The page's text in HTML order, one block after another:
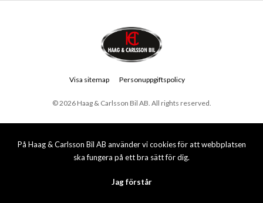
På Haag & Carlsson Bil AB använder vi cookies för att webbplatsen
ska fungera på ett bra sätt för dig.
Jag förstår
© 2026 Haag & Carlsson Bil AB. All rights reserved.
Visa sitemap Personuppgiftspolicy